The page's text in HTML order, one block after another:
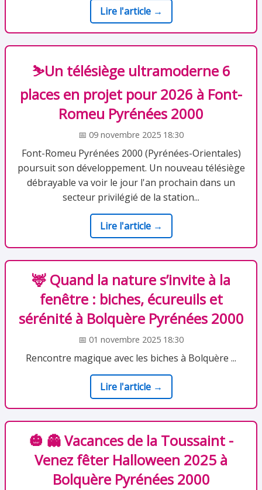
Lire l'article →
⛷️Un télésiège ultramoderne 6
places en projet pour 2026 à Font-
Romeu Pyrénées 2000
📅 09 novembre 2025 18:30
Font-Romeu Pyrénées 2000 (Pyrénées-Orientales)
poursuit son développement. Un nouveau télésiège
débrayable va voir le jour l'an prochain dans un
secteur privilégié de la station...
Lire l'article →
🦌 Quand la nature s’invite à la
fenêtre : biches, écureuils et
sérénité à Bolquère Pyrénées 2000
📅 01 novembre 2025 18:30
Rencontre magique avec les biches à Bolquère ...
Lire l'article →
🎃 👻 Vacances de la Toussaint -
Venez fêter Halloween 2025 à
Bolquère Pyrénées 2000